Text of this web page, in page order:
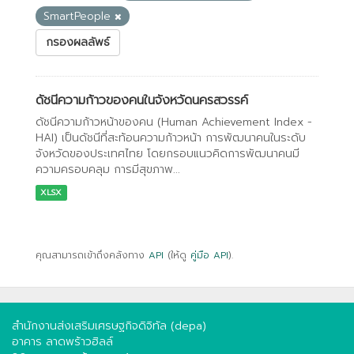
SmartPeople
กรองผลลัพธ์
ดัชนีความก้าวของคนในจังหวัดนครสวรรค์
ดัชนีความก้าวหน้าของคน (Human Achievement Index -
HAI) เป็นดัชนีที่สะท้อนความก้าวหน้า การพัฒนาคนในระดับ
จังหวัดของประเทศไทย โดยกรอบแนวคิดการพัฒนาคนมี
ความครอบคลุม การมีสุขภาพ...
XLSX
คุณสามารถเข้าถึงคลังทาง API (ให้ดู คู่มือ API).
สำนักงานส่งเสริมเศรษฐกิจดิจิทัล (depa)
อาคาร ลาดพร้าวฮิลล์